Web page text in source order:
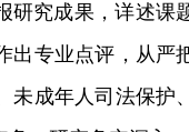
研究成果，详述
出专业点评，从
未成年人司法保